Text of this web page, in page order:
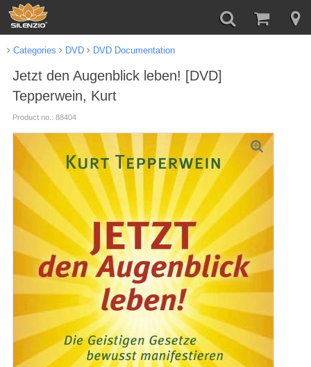
Categories DVD DVD Documentation
Jetzt den Augenblick leben! [DVD]
Tepperwein, Kurt
Product no.: 88404